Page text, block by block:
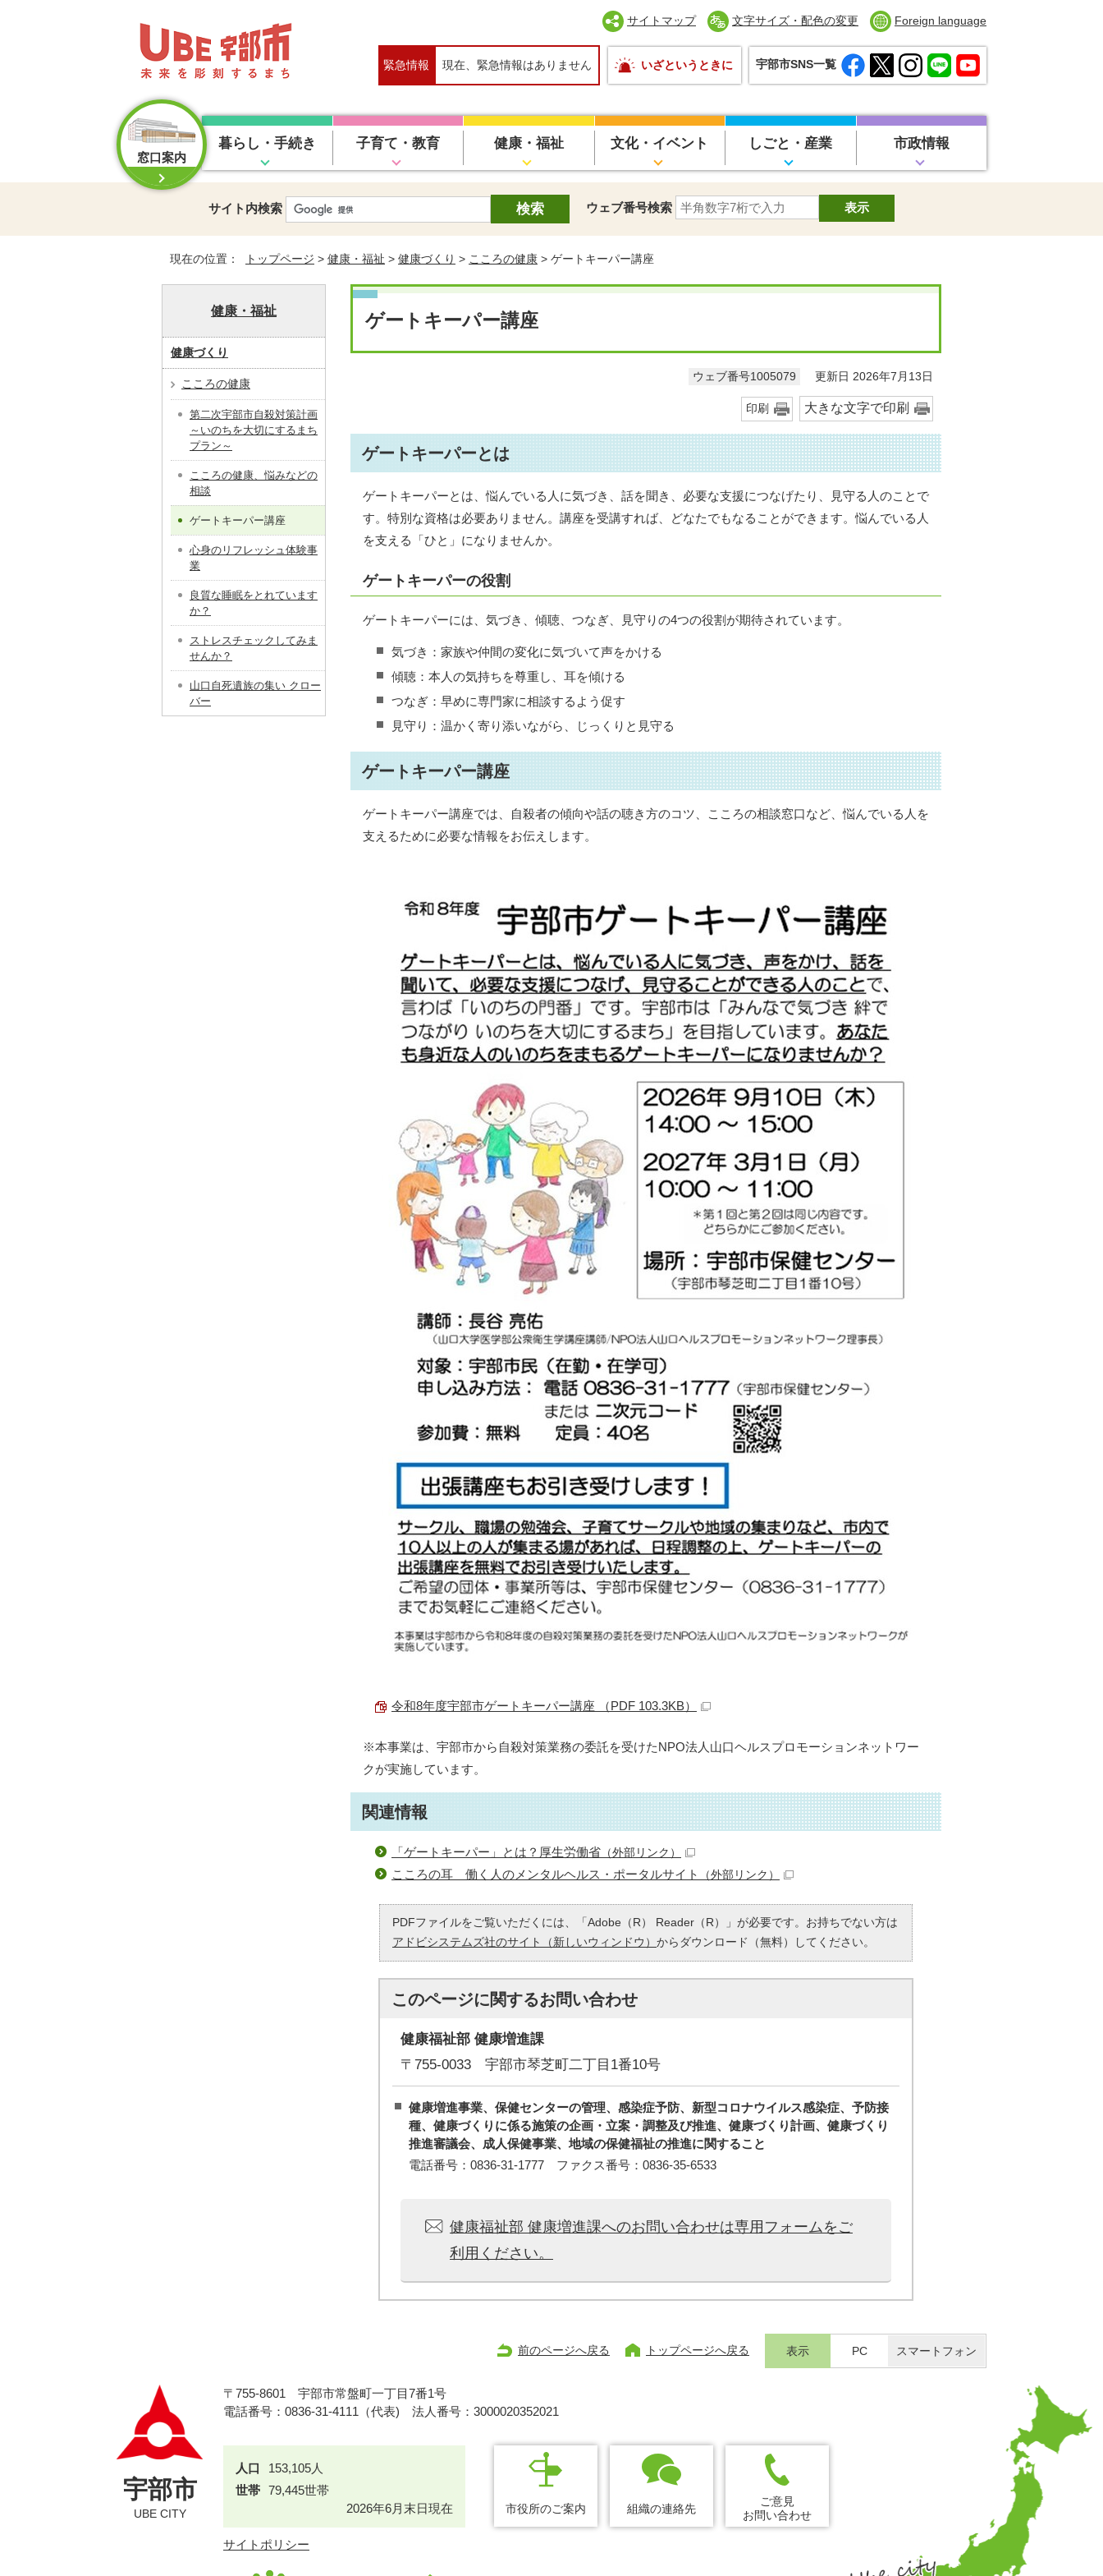
サイトマップ 文字サイズ・配色の変更 Foreign language
緊急情報 現在、緊急情報はありません いざというときに 宇部市SNS一覧
窓口案内
暮らし・手続き 子育て・教育 健康・福祉 文化・イベント しごと・産業 市政情報
サイト内検索 ウェブ番号検索
現在の位置： トップページ > 健康・福祉 > 健康づくり > こころの健康 > ゲートキーパー講座
ゲートキーパー講座
ウェブ番号1005079 更新日 2026年7月13日
印刷 大きな文字で印刷
ゲートキーパーとは
ゲートキーパーとは、悩んでいる人に気づき、話を聞き、必要な支援につなげたり、見守る人のことで
す。特別な資格は必要ありません。講座を受講すれば、どなたでもなることができます。悩んでいる人
を支える「ひと」になりませんか。
ゲートキーパーの役割
ゲートキーパーには、気づき、傾聴、つなぎ、見守りの4つの役割が期待されています。
気づき：家族や仲間の変化に気づいて声をかける
傾聴：本人の気持ちを尊重し、耳を傾ける
つなぎ：早めに専門家に相談するよう促す
見守り：温かく寄り添いながら、じっくりと見守る
ゲートキーパー講座
ゲートキーパー講座では、自殺者の傾向や話の聴き方のコツ、こころの相談窓口など、悩んでいる人を
支えるために必要な情報をお伝えします。
令和8年度宇部市ゲートキーパー講座 （PDF 103.3KB）
※本事業は、宇部市から自殺対策業務の委託を受けたNPO法人山口ヘルスプロモーションネットワー
クが実施しています。
関連情報
「ゲートキーパー」とは？厚生労働省 （外部リンク）
こころの耳 働く人のメンタルヘルス・ポータルサイト （外部リンク）
PDFファイルをご覧いただくには、「Adobe（R） Reader（R）」が必要です。お持ちでない方は
アドビシステムズ社のサイト（新しいウィンドウ） からダウンロード（無料）してください。
このページに関するお問い合わせ
健康福祉部 健康増進課
〒755-0033 宇部市琴芝町二丁目1番10号
健康増進事業、保健センターの管理、感染症予防、新型コロナウイルス感染症、予防接
種、健康づくりに係る施策の企画・立案・調整及び推進、健康づくり計画、健康づくり
推進審議会、成人保健事業、地域の保健福祉の推進に関すること
電話番号：0836-31-1777 ファクス番号：0836-35-6533
健康福祉部 健康増進課へのお問い合わせは専用フォームをご
利用ください。
健康・福祉
健康づくり
こころの健康
第二次宇部市自殺対策計画
～いのちを大切にするまち
プラン～
こころの健康、悩みなどの
相談
ゲートキーパー講座
心身のリフレッシュ体験事
業
良質な睡眠をとれています
か？
ストレスチェックしてみま
せんか？
山口自死遺族の集い クロー
バー
前のページへ戻る トップページへ戻る 表示 PC スマートフォン
宇部市
UBE CITY
〒755-8601 宇部市常盤町一丁目7番1号
電話番号：0836-31-4111（代表) 法人番号：3000020352021
人口
153,105人
世帯 79,445世帯
2026年6月末日現在
市役所のご案内 組織の連絡先
ご意見
お問い合わせ
サイトポリシー